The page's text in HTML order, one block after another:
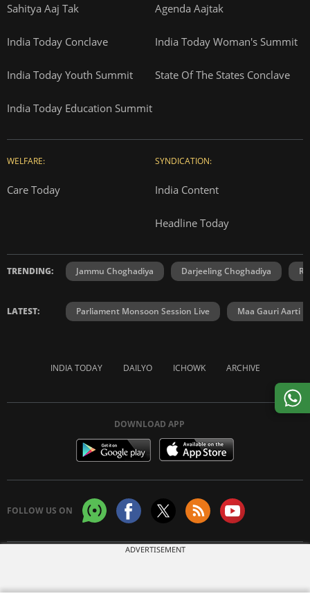
Sahitya Aaj Tak Agenda Aajtak
India Today Conclave India Today Woman's Summit
India Today Youth Summit State Of The States Conclave
India Today Education Summit
WELFARE:
Care Today
SYNDICATION:
India Content
Headline Today
TRENDING: Jammu Choghadiya Darjeeling Choghadiya
LATEST: Parliament Monsoon Session Live Maa Gauri Aarti
INDIA TODAY DAILYO ICHOWK ARCHIVE
DOWNLOAD APP
FOLLOW US ON
ADVERTISEMENT